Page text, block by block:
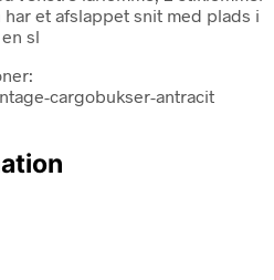
et afslappet snit med plads i
sl
cargobukser-antracit